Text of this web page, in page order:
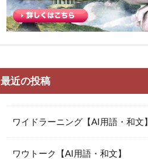
最近の投稿
ワイドラーニング【AI用語・和文】
ワウトーク【AI用語・和文】